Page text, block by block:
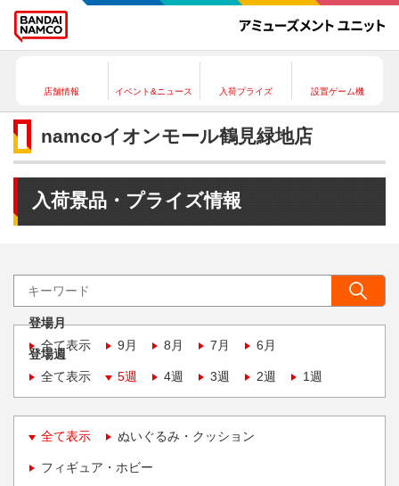
店舗情報 イベント&ニュース 入荷プライズ 設置ゲーム機
namcoイオンモール鶴見緑地店
入荷景品・プライズ情報
登場月
全て表示
9月 8月 7月 6月
登場週
全て表示
5週 4週 3週 2週 1週
全て表示 ぬいぐるみ・クッション
フィギュア・ホビー